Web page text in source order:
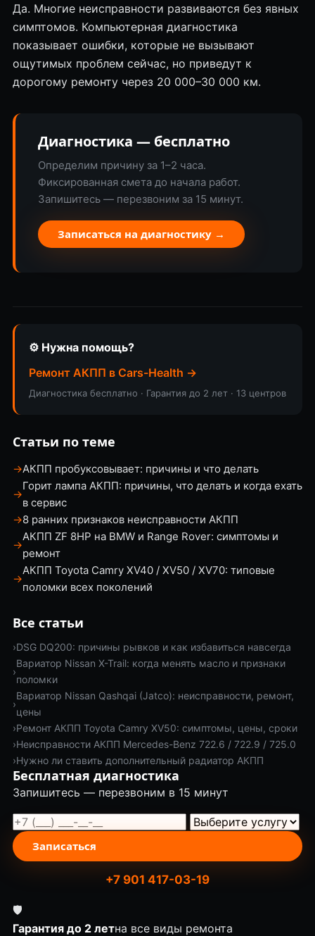
Да. Многие неисправности развиваются без явных
симптомов. Компьютерная диагностика
показывает ошибки, которые не вызывают
ощутимых проблем сейчас, но приведут к
дорогому ремонту через 20 000–30 000 км.
Диагностика — бесплатно
Определим причину за 1–2 часа.
Фиксированная смета до начала работ.
Запишитесь — перезвоним за 15 минут.
Записаться на диагностику →
⚙️ Нужна помощь?
Ремонт АКПП в Cars-Health →
Диагностика бесплатно · Гарантия до 2 лет · 13 центров
Статьи по теме
→АКПП пробуксовывает: причины и что делать
→
Горит лампа АКПП: причины, что делать и когда ехать
в сервис
→8 ранних признаков неисправности АКПП
→
АКПП ZF 8HP на BMW и Range Rover: симптомы и
ремонт
→
АКПП Toyota Camry XV40 / XV50 / XV70: типовые
поломки всех поколений
Все статьи
›DSG DQ200: причины рывков и как избавиться навсегда
›
Вариатор Nissan X-Trail: когда менять масло и признаки
поломки
›
Вариатор Nissan Qashqai (Jatco): неисправности, ремонт,
цены
›Ремонт АКПП Toyota Camry XV50: симптомы, цены, сроки
›Неисправности АКПП Mercedes-Benz 722.6 / 722.9 / 725.0
›Нужно ли ставить дополнительный радиатор АКПП
Бесплатная диагностика
Запишитесь — перезвоним в 15 минут
Записаться
+7 901 417-03-19
🛡
Гарантия до 2 летна все виды ремонта